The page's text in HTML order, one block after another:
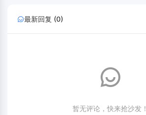
最新回复 (0)
暂无评论，快来抢沙发！